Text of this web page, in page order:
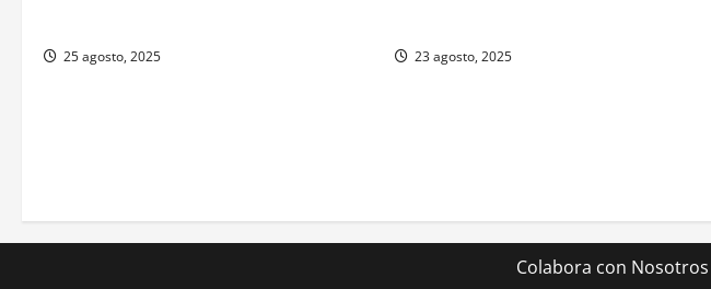
25 agosto, 2025 23 agosto, 2025
Colabora con Nosotros